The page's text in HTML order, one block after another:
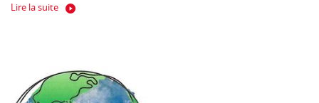
Lire la suite